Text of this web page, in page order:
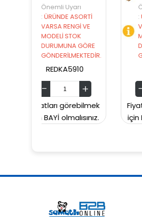
Önemli Uyarı
:ÜRÜNDE ASORTİ
VARSA RENGİ VE
MODELİ STOK
DURUMUNA GÖRE
GÖNDERİLMEKTEDİR.
REDKA5914
Fiyatları görebilmek
için BAYİ olmalısınız.